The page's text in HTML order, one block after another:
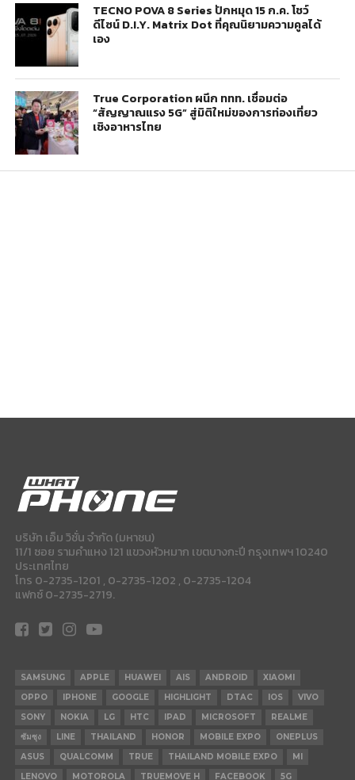
TECNO POVA 8 Series ปักหมุด 15 ก.ค. โชว์
ดีไซน์ D.I.Y. Matrix Dot ที่คุณนิยามความคูลได้
เอง
True Corporation ผนึก ททท. เชื่อมต่อ
“สัญญาณแรง 5G” สู่มิติใหม่ของการท่องเที่ยว
เชิงอาหารไทย
บริษัท เอ็ม วิชั่น จำกัด (มหาชน)
11/1 ซอย รามคำแหง 121 แขวงหัวหมาก เขตบางกะปี กรุงเทพฯ 10240
ประเทศไทย
โทร 0-2735-1201 , 0-2735-1202 , 0-2735-1204
แฟกซ์ 0-2735-2719.
SAMSUNG APPLE HUAWEI AIS ANDROID
XIAOMI
OPPO
IPHONE GOOGLE HIGHLIGHT DTAC IOS
VIVO
SONY
NOKIA LG HTC IPAD MICROSOFT
REALME
ซัมซุง
LINE THAILAND HONOR MOBILE EXPO
ONEPLUS
ASUS
QUALCOMM TRUE THAILAND MOBILE EXPO
MI
LENOVO
MOTOROLA TRUEMOVE H FACEBOOK 5G